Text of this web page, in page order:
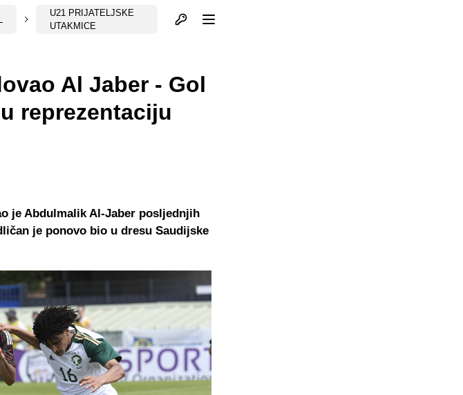
U21 PRIJATELJSKE
UTAKMICE
Otvori profil
Al Jaber - Gol
reprezentaciju
je Abdulmalik Al-Jaber posljednjih
je ponovo bio u dresu Saudijske